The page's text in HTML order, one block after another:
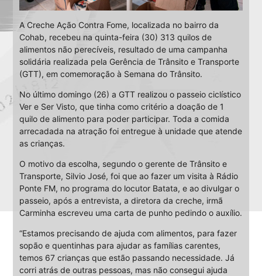
A Creche Ação Contra Fome, localizada no bairro da
Cohab, recebeu na quinta-feira (30) 313 quilos de
alimentos não perecíveis, resultado de uma campanha
solidária realizada pela Gerência de Trânsito e Transporte
(GTT), em comemoração à Semana do Trânsito.
No último domingo (26) a GTT realizou o passeio ciclístico
Ver e Ser Visto, que tinha como critério a doação de 1
quilo de alimento para poder participar. Toda a comida
arrecadada na atração foi entregue à unidade que atende
as crianças.
O motivo da escolha, segundo o gerente de Trânsito e
Transporte, Silvio José, foi que ao fazer um visita à Rádio
Ponte FM, no programa do locutor Batata, e ao divulgar o
passeio, após a entrevista, a diretora da creche, irmã
Carminha escreveu uma carta de punho pedindo o auxílio.
“Estamos precisando de ajuda com alimentos, para fazer
sopão e quentinhas para ajudar as famílias carentes,
temos 67 crianças que estão passando necessidade. Já
corri atrás de outras pessoas, mas não consegui ajuda